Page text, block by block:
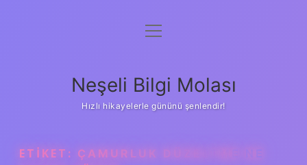
Anasayfa
Yasal Uyarı
menüyü
Neşeli Bilgi Molası
Hızlı hikayelerle gününü şenlendir!
ETIKET: ÇAMURLUK DÜZELTME NE